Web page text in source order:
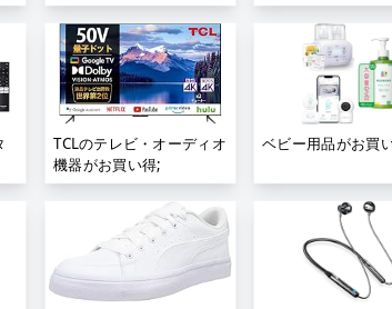
TCLのテレビ・オーディオ
機器がお買い得;
ベビー用品がお買